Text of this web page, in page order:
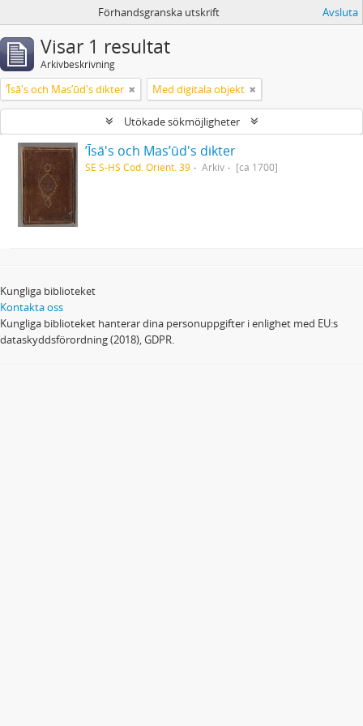
Förhandsgranska utskrift Avsluta
Visar 1 resultat
Arkivbeskrivning
ʼĪsā's och Masʼūd's dikter Med digitala objekt
Utökade sökmöjligheter
ʼĪsā's och Masʼūd's dikter
SE S-HS Cod. Orient. 39 Arkiv [ca 1700]
Kungliga biblioteket
Kontakta oss
Kungliga biblioteket hanterar dina personuppgifter i enlighet med EU:s
dataskyddsförordning (2018), GDPR.